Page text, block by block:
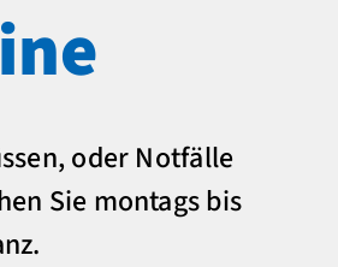
oder Notfälle
Sie montags bis